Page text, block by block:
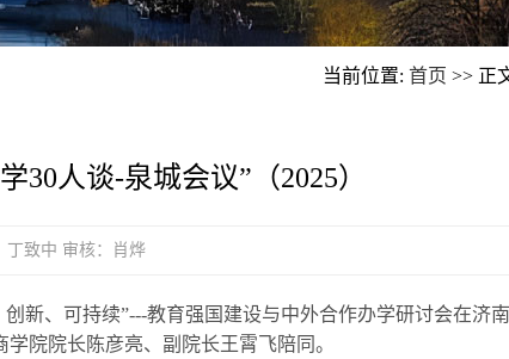
当前位置: 首页 >> 正
30人谈-泉城会议”（2025）
丁致中 审核：肖烨
新、可持续”---教育强国建设与中外合作办学研讨会在济南
院院长陈彦亮、副院长王霄飞陪同。